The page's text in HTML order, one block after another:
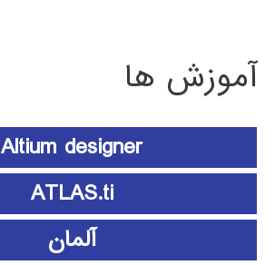
آموزش ها
Altium designer
ATLAS.ti
آلمان